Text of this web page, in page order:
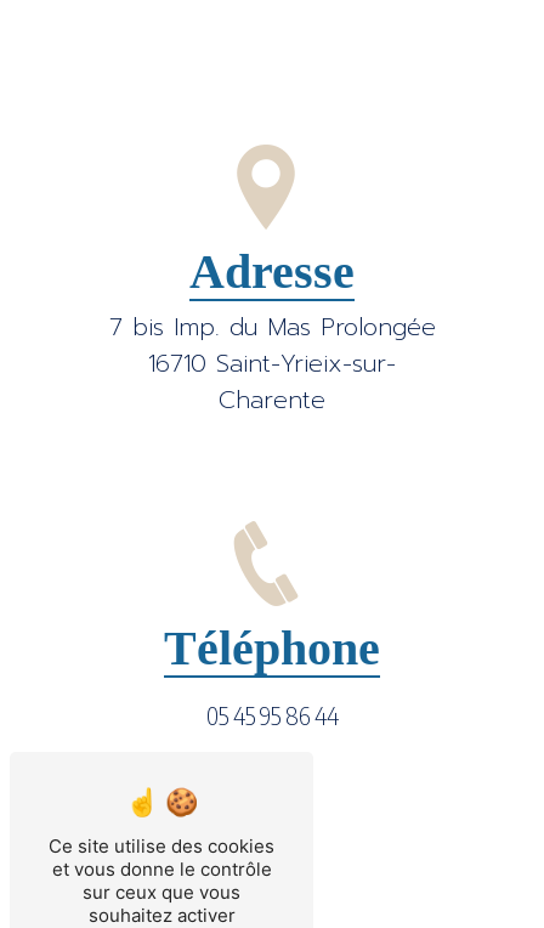
Adresse
7 bis Imp. du Mas Prolongée
16710 Saint-Yrieix-sur-
Charente
Téléphone
05 45 95 86 44
Ce site utilise des cookies
et vous donne le contrôle
sur ceux que vous
souhaitez activer